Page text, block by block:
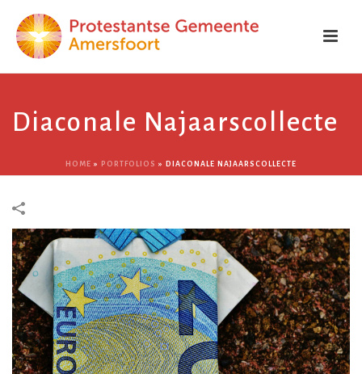
Diaconale Najaarscollecte
HOME » PORTFOLIOS » DIACONALE NAJAARSCOLLECTE